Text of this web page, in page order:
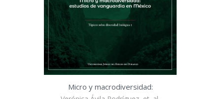
Micro y macrodiversidad: